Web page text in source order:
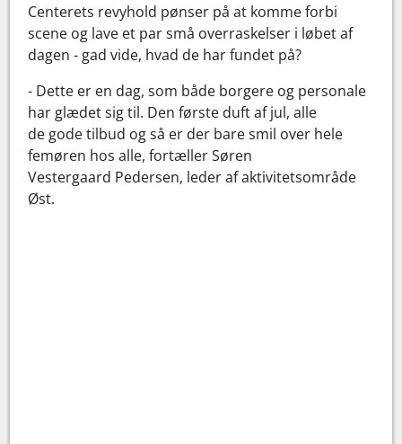
Centerets revyhold pønser på at komme forbi
scene og lave et par små overraskelser i løbet af
dagen - gad vide, hvad de har fundet på?
- Dette er en dag, som både borgere og personale
har glædet sig til. Den første duft af jul, alle
de gode tilbud og så er der bare smil over hele
femøren hos alle, fortæller Søren
Vestergaard Pedersen, leder af aktivitetsområde
Øst.